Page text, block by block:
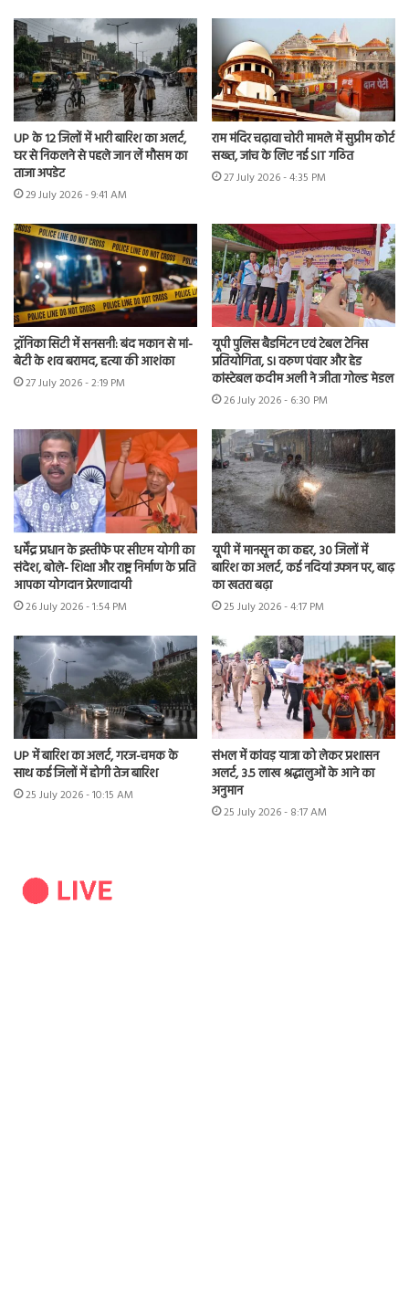
UP के 12 जिलों में भारी बारिश का अलर्ट,
घर से निकलने से पहले जान लें मौसम का
ताजा अपडेट
29 July 2026 - 9:41 AM
राम मंदिर चढ़ावा चोरी मामले में सुप्रीम कोर्ट
सख्त, जांच के लिए नई SIT गठित
27 July 2026 - 4:35 PM
ट्रॉनिका सिटी में सनसनी: बंद मकान से मां-
बेटी के शव बरामद, हत्या की आशंका
27 July 2026 - 2:19 PM
यूपी पुलिस बैडमिंटन एवं टेबल टेनिस
प्रतियोगिता, SI वरुण पंवार और हेड
कांस्टेबल कदीम अली ने जीता गोल्ड मेडल
26 July 2026 - 6:30 PM
धर्मेंद्र प्रधान के इस्तीफे पर सीएम योगी का
संदेश, बोले- शिक्षा और राष्ट्र निर्माण के प्रति
आपका योगदान प्रेरणादायी
26 July 2026 - 1:54 PM
यूपी में मानसून का कहर, 30 जिलों में
बारिश का अलर्ट, कई नदियां उफान पर, बाढ़
का खतरा बढ़ा
25 July 2026 - 4:17 PM
UP में बारिश का अलर्ट, गरज-चमक के
साथ कई जिलों में होगी तेज बारिश
25 July 2026 - 10:15 AM
संभल में कांवड़ यात्रा को लेकर प्रशासन
अलर्ट, 3.5 लाख श्रद्धालुओं के आने का
अनुमान
25 July 2026 - 8:17 AM